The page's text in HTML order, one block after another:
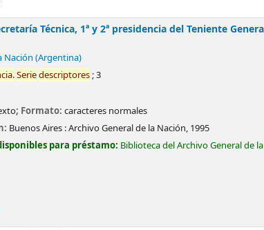
Técnica, 1ª y 2ª presidencia del Teniente
Nación (Argentina)
Seriedescriptores; 3
; Formato: caracteres normales
Buenos Aires :Archivo General de la Nación, 1995
para préstamo: Biblioteca del Archivo General de